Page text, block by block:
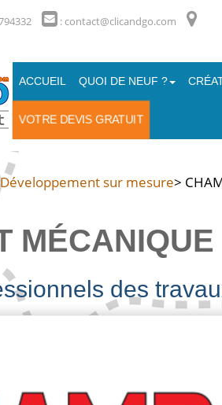
: contact@clicandgo.com
ACCUEIL QUOI DE NEUF ?
VOTRE DEVIS GRATUIT
Développement sur mesure>
MÉCANIQUE
des